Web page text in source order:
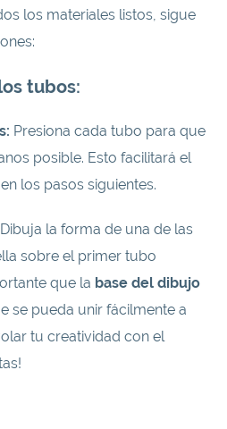
los materiales listos, sigue
tubos:
Presiona cada tubo para que
posible. Esto facilitará el
los pasos siguientes.
Dibuja la forma de una de las
sobre el primer tubo
que la base del dibujo
se pueda unir fácilmente a
tu creatividad con el